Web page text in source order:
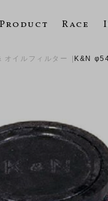
Product Race
オイルフィルター K&N